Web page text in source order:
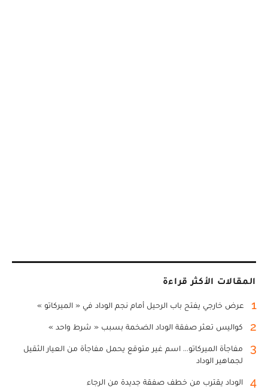
المقالات الأكثر قراءة
1 عرض خارجي يفتح باب الرحيل أمام نجم الوداد في « الميركاتو »
2 كواليس تعثر صفقة الوداد الضخمة بسبب « شرط واحد »
3
مفاجأة الميركاتو... اسم غير متوقع يحمل مفاجأة من العيار الثقيل
لجماهير الوداد
4 الوداد يقترب من خطف صفقة جديدة من الرجاء